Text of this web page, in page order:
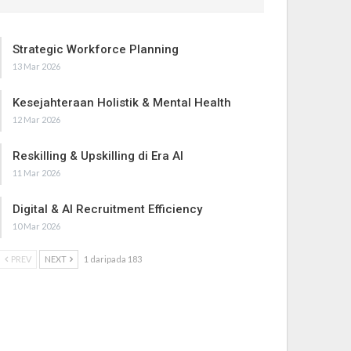
Strategic Workforce Planning
13 Mar 2026
Kesejahteraan Holistik & Mental Health
12 Mar 2026
Reskilling & Upskilling di Era AI
11 Mar 2026
Digital & AI Recruitment Efficiency
10 Mar 2026
PREV NEXT 1 daripada 183